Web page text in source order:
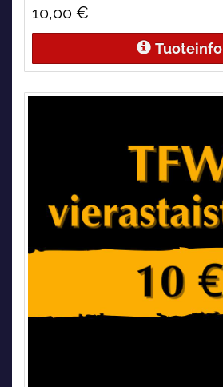
10,00 €
Tuoteinfo